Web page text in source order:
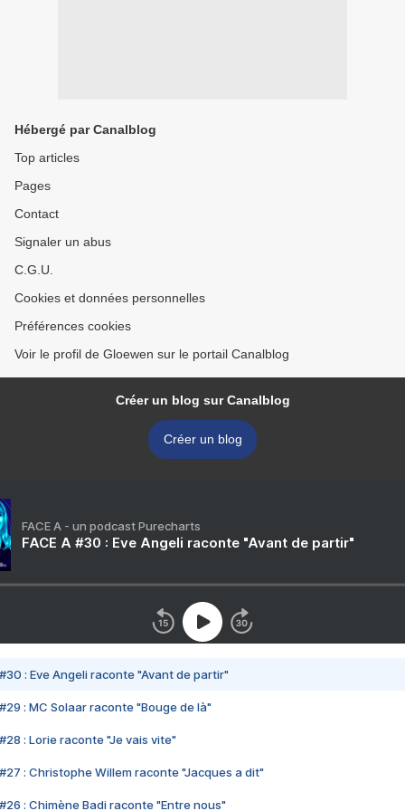
Hébergé par Canalblog
Top articles
Pages
Contact
Signaler un abus
C.G.U.
Cookies et données personnelles
Préférences cookies
Voir le profil de Gloewen sur le portail Canalblog
Créer un blog sur Canalblog
Créer un blog
FACE A - un podcast Purecharts
FACE A #30 : Eve Angeli raconte "Avant de partir"
#30 : Eve Angeli raconte "Avant de partir"
#29 : MC Solaar raconte "Bouge de là"
#28 : Lorie raconte "Je vais vite"
#27 : Christophe Willem raconte "Jacques a dit"
#26 : Chimène Badi raconte "Entre nous"